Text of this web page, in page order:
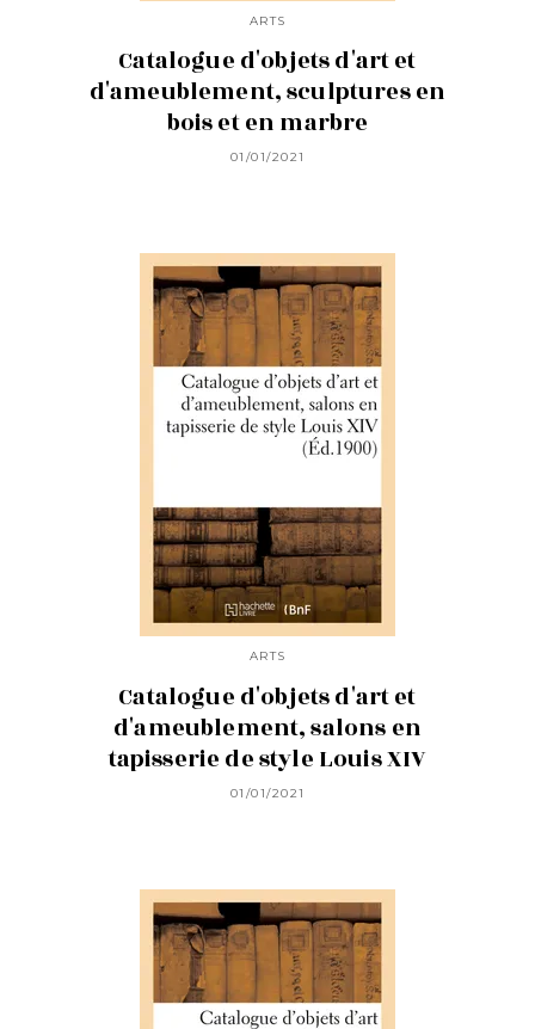
ARTS
Catalogue d'objets d'art et
d'ameublement, sculptures en
bois et en marbre
01/01/2021
ARTS
Catalogue d'objets d'art et
d'ameublement, salons en
tapisserie de style Louis XIV
01/01/2021